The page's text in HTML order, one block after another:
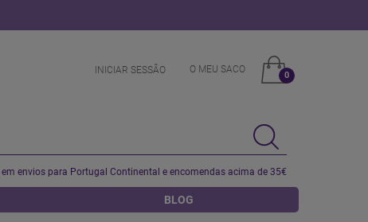
INICIAR SESSÂO O MEU SACO
0
em envios para Portugal Continental e encomendas acima de 35€
BLOG